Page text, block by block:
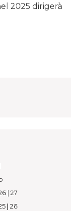
2025 dirigerà
| 27
| 26